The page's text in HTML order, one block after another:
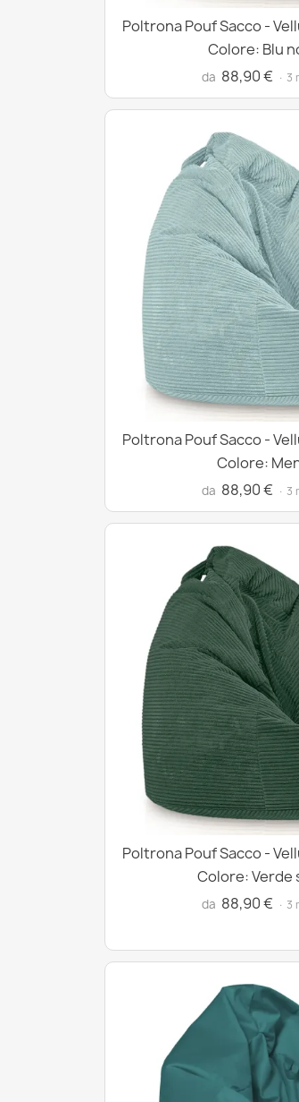
Poltrona Pouf Sacco -
Colore: Blu
da 88,90 € · 3
Poltrona Pouf Sacco -
Colore:
da 88,90 € · 3
Poltrona Pouf Sacco -
Colore: Verde
da 88,90 € · 3